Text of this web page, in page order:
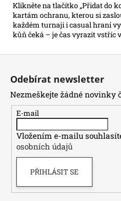
Klikněte na tlačítko „Přidat do
kartám ochranu, kterou si
každém turnaji i casual hraní
kůň čeká – je čas vyrazit vstříc
Odebírat newsletter
Nezmeškejte žádné novinky
E-mail
Vložením e-mailu
osobních údajů
PŘIHLÁSIT SE